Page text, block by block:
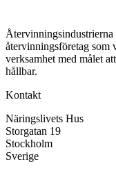
Återvinningsindustrierna
återvinningsföretag som
verksamhet med målet
hållbar.
Kontakt
Näringslivets Hus
Storgatan 19
Stockholm
Sverige